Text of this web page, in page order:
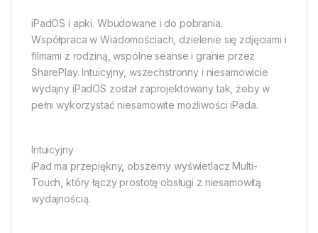
iPadOS i apki. Wbudowane i do pobrania.
Współpraca w Wiadomościach, dzielenie się zdjęciami i
filmami z rodziną, wspólne seanse i granie przez
SharePlay. Intuicyjny, wszechstronny i niesamowicie
wydajny iPadOS został zaprojektowany tak, żeby w
pełni wykorzystać niesamowite możliwości iPada.
Intuicyjny
iPad ma przepiękny, obszerny wyświetlacz Multi-
Touch, który łączy prostotę obsługi z niesamowitą
wydajnością.